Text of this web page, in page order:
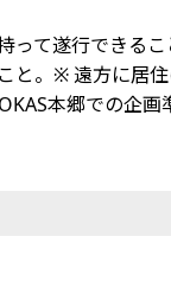
て遂行できるこ
。※ 遠方に居
本郷での企